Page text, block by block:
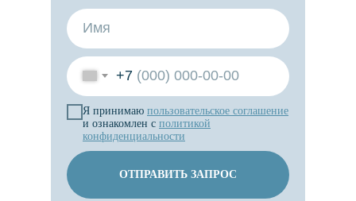
+7
Я принимаю пользовательское соглашение
и ознакомлен с политикой
конфиденциальности
ОТПРАВИТЬ ЗАПРОС